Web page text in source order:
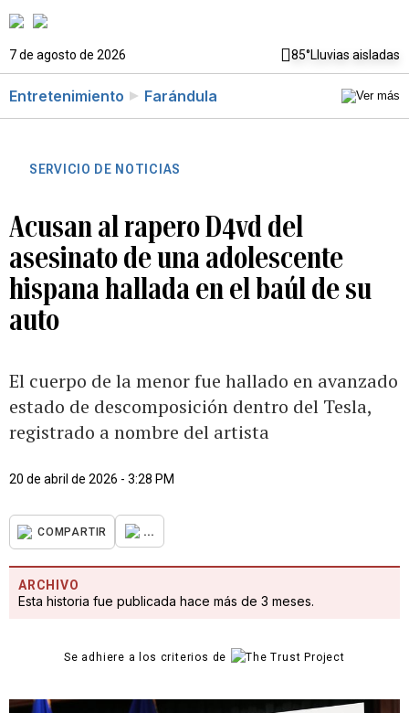
7 de agosto de 2026 85°Lluvias aisladas
Entretenimiento Farándula
SERVICIO DE NOTICIAS
Acusan al rapero D4vd del
asesinato de una adolescente
hispana hallada en el baúl de su
auto
El cuerpo de la menor fue hallado en avanzado
estado de descomposición dentro del Tesla,
registrado a nombre del artista
20 de abril de 2026 - 3:28 PM
COMPARTIR ...
ARCHIVO
Esta historia fue publicada hace más de 3 meses.
Se adhiere a los criterios de